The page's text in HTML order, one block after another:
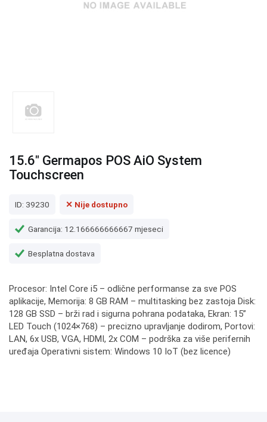
15.6" Germapos POS AiO System
Touchscreen
ID: 39230 ✕ Nije dostupno
Garancija: 12.166666666667 mjeseci
Besplatna dostava
Procesor: Intel Core i5 – odlične performanse za sve POS
aplikacije, Memorija: 8 GB RAM – multitasking bez zastoja Disk:
128 GB SSD – brži rad i sigurna pohrana podataka, Ekran: 15”
LED Touch (1024×768) – precizno upravljanje dodirom, Portovi:
LAN, 6x USB, VGA, HDMI, 2x COM – podrška za više perifernih
uređaja Operativni sistem: Windows 10 IoT (bez licence)